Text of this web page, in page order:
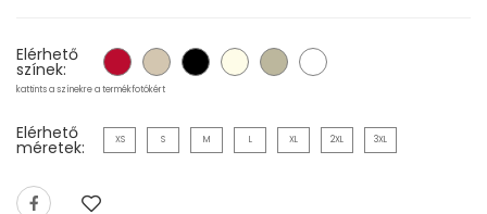
Elérhető
színek:
kattints a színekre a termékfotókért
Elérhető
méretek: XS S M L XL 2XL 3XL